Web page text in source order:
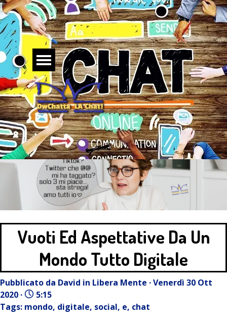
Vai ai contenuti
Salta menù
Vuoti Ed Aspettative Da Un
Mondo Tutto Digitale
Pubblicato da David in Libera Mente · Venerdì 30 Ott
2020 ·
5:15
Tags: mondo, digitale, social, e, chat